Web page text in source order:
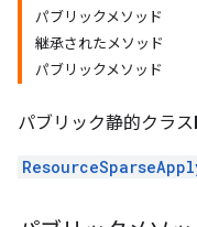
パブリックメソッド
継承されたメソッド
パブリックメソッド
パブリック静的クラス